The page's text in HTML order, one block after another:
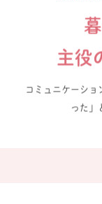
主役
コミュニケーショ
った」